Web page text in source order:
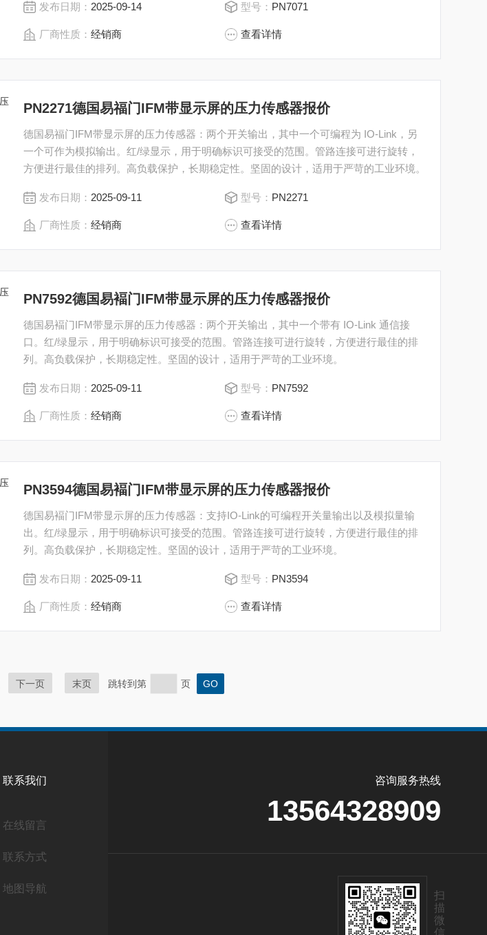
发布日期： 2025-09-14 型号： PN7071
厂商性质：经销商 查看详情
PN2271德国易福门IFM带显示屏的压力传感器报价
德国易福门IFM带显示屏的压力传感器：两个开关输出，其中一个可编程为 IO-Link，另
一个可作为模拟输出。红/绿显示，用于明确标识可接受的范围。管路连接可进行旋转，
方便进行最佳的排列。高负载保护，长期稳定性。坚固的设计，适用于严苛的工业环境。
发布日期： 2025-09-11 型号： PN2271
厂商性质：经销商 查看详情
PN7592德国易褔门IFM带显示屏的压力传感器报价
德国易褔门IFM带显示屏的压力传感器：两个开关输出，其中一个带有 IO-Link 通信接
口。红/绿显示，用于明确标识可接受的范围。管路连接可进行旋转，方便进行最佳的排
列。高负载保护，长期稳定性。坚固的设计，适用于严苛的工业环境。
发布日期： 2025-09-11 型号： PN7592
厂商性质：经销商 查看详情
PN3594德国易褔门IFM带显示屏的压力传感器报价
德国易褔门IFM带显示屏的压力传感器：支持IO-Link的可编程开关量输出以及模拟量输
出。红/绿显示，用于明确标识可接受的范围。管路连接可进行旋转，方便进行最佳的排
列。高负载保护，长期稳定性。坚固的设计，适用于严苛的工业环境。
发布日期： 2025-09-11 型号： PN3594
厂商性质：经销商 查看详情
下一页 末页 跳转到第 页
联系我们
在线留言
联系方式
地图导航
咨询服务热线
13564328909
扫
描
微
信